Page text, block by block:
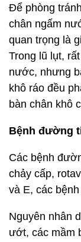
Để phòng
chân ngấm
quan trọng là
Trong lũ lụt,
nước, nhưng
khô ráo đều
bàn chân khô
Bệnh đường
Các bệnh
chảy cấp,
và E, các
Nguyên nhân
ướt, các mầm